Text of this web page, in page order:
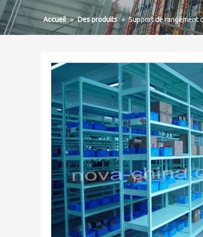
Accueil » Des produits » Support de rangement